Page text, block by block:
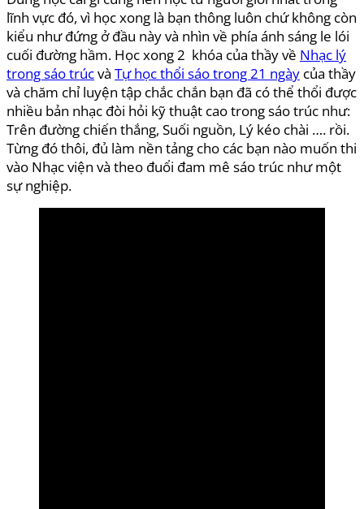
lĩnh vực đó, vì học xong là bạn thông luôn chứ không còn
kiểu như đứng ở đầu này và nhìn về phía ánh sáng le lói
cuối đường hầm. Học xong 2 khóa của thầy về Nhạc lý
trong sáo trúcvà Tự học thổi sáo trong 21 ngày của thầy
và chăm chỉ luyện tập chắc chắn bạn đã có thể thổi được
nhiều bản nhạc đòi hỏi kỹ thuật cao trong sáo trúc như:
Trên đường chiến thắng, Suối nguồn, Lý kéo chài …. rồi.
Từng đó thôi, đủ làm nền tảng cho các bạn nào muốn thi
vào Nhạc viện và theo đuổi đam mê sáo trúc như một
sự nghiệp.